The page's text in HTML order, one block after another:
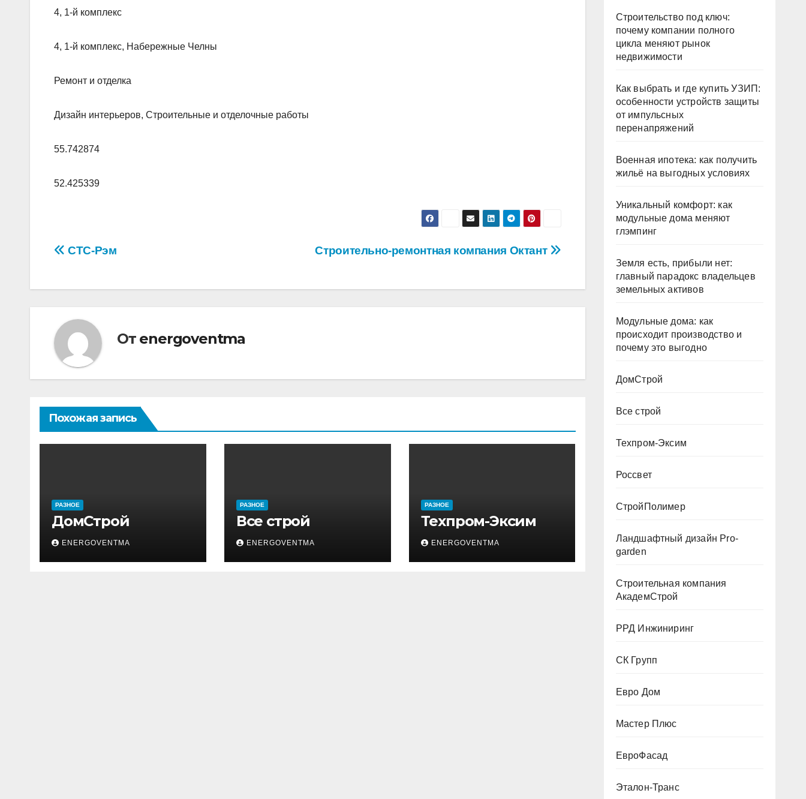
4, 1-й комплекс
4, 1-й комплекс, Набережные Челны
Ремонт и отделка
Дизайн интерьеров, Строительные и отделочные работы
55.742874
52.425339
Навигация
Строительно-ремонтная компания Октант
СТС-Рэм
От energoventma
Похожая запись
РАЗНОЕ
ДомСтрой
ENERGOVENTMA
РАЗНОЕ
Все строй
ENERGOVENTMA
РАЗНОЕ
Техпром-Эксим
ENERGOVENTMA
Строительство под ключ:
почему компании полного
цикла меняют рынок
недвижимости
Как выбрать и где купить УЗИП:
особенности устройств защиты
от импульсных
перенапряжений
Военная ипотека: как получить
жильё на выгодных условиях
Уникальный комфорт: как
модульные дома меняют
глэмпинг
Земля есть, прибыли нет:
главный парадокс владельцев
земельных активов
Модульные дома: как
происходит производство и
почему это выгодно
ДомСтрой
Все строй
Техпром-Эксим
Россвет
СтройПолимер
Ландшафтный дизайн Pro-
garden
Строительная компания
АкадемСтрой
РРД Инжиниринг
СК Групп
Евро Дом
Мастер Плюс
ЕвроФасад
Эталон-Транс